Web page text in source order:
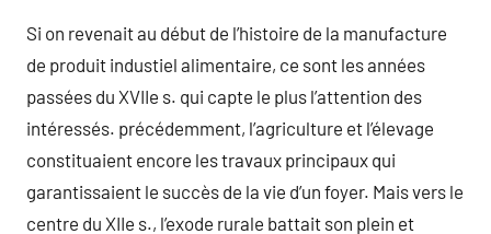
Si on revenait au début de l’histoire de la manufacture
de produit industiel alimentaire, ce sont les années
passées du XVIIe s. qui capte le plus l’attention des
intéressés. précédemment, l’agriculture et l’élevage
constituaient encore les travaux principaux qui
garantissaient le succès de la vie d’un foyer. Mais vers le
centre du XIIe s., l’exode rurale battait son plein et